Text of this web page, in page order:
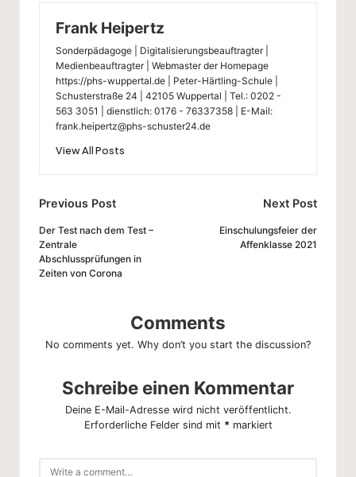
Frank Heipertz
Sonderpädagoge | Digitalisierungsbeauftragter |
Medienbeauftragter | Webmaster der Homepage
https://phs-wuppertal.de | Peter-Härtling-Schule |
Schusterstraße 24 | 42105 Wuppertal | Tel.: 0202 -
563 3051 | dienstlich: 0176 - 76337358 | E-Mail:
frank.heipertz@phs-schuster24.de
View All Posts
Post
navigation
Previous Post
Der Test nach dem Test –
Zentrale
Abschlussprüfungen in
Zeiten von Corona
Next Post
Einschulungsfeier der
Affenklasse 2021
Comments
No comments yet. Why don’t you start the discussion?
Schreibe einen Kommentar
Deine E-Mail-Adresse wird nicht veröffentlicht.
Erforderliche Felder sind mit * markiert